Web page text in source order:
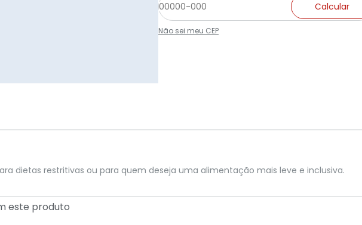
Calcular
Não sei meu CEP
dietas restritivas ou para quem deseja uma alimentação mais leve e inclusiva.
este produto